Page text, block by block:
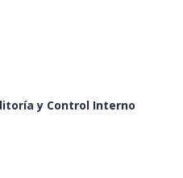
y Control Interno